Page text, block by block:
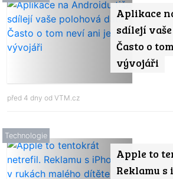
Aplikace
sdílejí
Často o
vývojáři
před 4 dny od VTM.cz
Apple to
Reklamu
Technologie